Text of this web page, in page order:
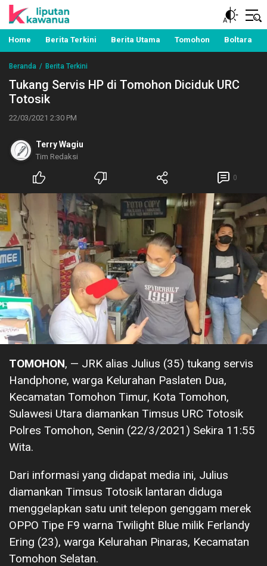
Liputan Kawanua
Berita Manado, Sulawesi Utara, Kawanua, Politik,
Pemerintahan, Hukum Kriminal dan Nasional
Home Berita Terkini Berita Utama Tomohon Boltara
Beranda Berita Terkini
Tukang Servis HP di Tomohon Diciduk URC
Totosik
22/03/2021 2:30 PM
Terry Wagiu
Tim Redaksi
0
TOMOHON, — JRK alias Julius (35) tukang servis
Handphone, warga Kelurahan Paslaten Dua,
Kecamatan Tomohon Timur, Kota Tomohon,
Sulawesi Utara diamankan Timsus URC Totosik
Polres Tomohon, Senin (22/3/2021) Sekira 11:55
Wita.
Dari informasi yang didapat media ini, Julius
diamankan Timsus Totosik lantaran diduga
menggelapkan satu unit telepon genggam merek
OPPO Tipe F9 warna Twilight Blue milik Ferlandy
Ering (23), warga Kelurahan Pinaras, Kecamatan
Tomohon Selatan.